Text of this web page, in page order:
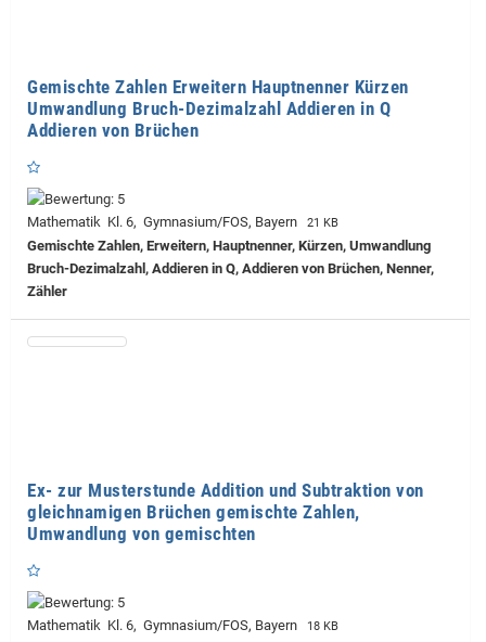
Gemischte Zahlen Erweitern Hauptnenner Kürzen
Umwandlung Bruch-Dezimalzahl Addieren in Q
Addieren von Brüchen
Mathematik Kl. 6, Gymnasium/FOS, Bayern 21 KB
Gemischte Zahlen, Erweitern, Hauptnenner, Kürzen, Umwandlung
Bruch-Dezimalzahl, Addieren in Q, Addieren von Brüchen, Nenner,
Zähler
Ex- zur Musterstunde Addition und Subtraktion von
gleichnamigen Brüchen gemischte Zahlen,
Umwandlung von gemischten
Mathematik Kl. 6, Gymnasium/FOS, Bayern 18 KB